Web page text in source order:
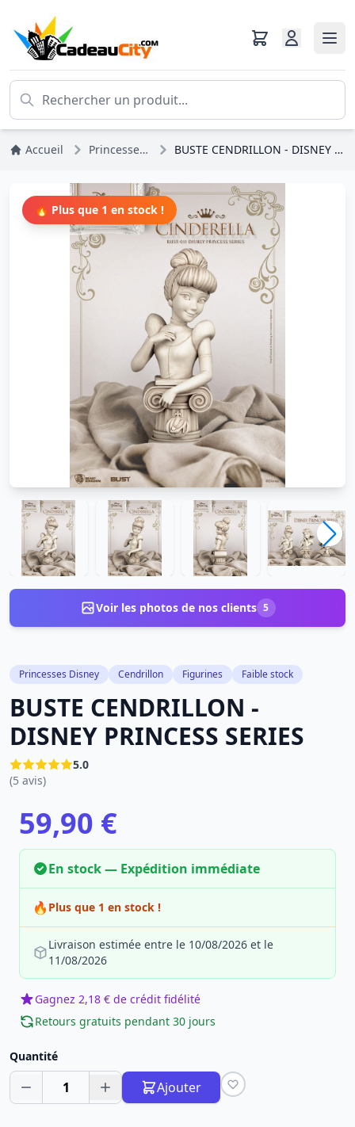
Accueil Princesses Disney BUSTE CENDRILLON - DISNEY PRINCESS SERIES
🔥 Plus que 1 en stock !
Voir les photos de nos clients 5
Princesses Disney Cendrillon Figurines Faible stock
BUSTE CENDRILLON -
DISNEY PRINCESS SERIES
5.0
(5 avis)
59,90 €
En stock — Expédition immédiate
🔥 Plus que 1 en stock !
Livraison estimée entre le 10/08/2026 et le
11/08/2026
Gagnez 2,18 € de crédit fidélité
Retours gratuits pendant 30 jours
Quantité
1 Ajouter